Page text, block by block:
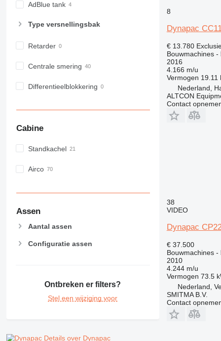
AdBlue tank
Type versnellingsbak
Retarder
Centrale smering
Differentieelblokkering
Cabine
Standkachel
Airco
Assen
Aantal assen
Configuratie assen
Ontbreken er filters?
Stel een wijziging voor
Details over Dynapac
8
Dynapac
€ 13.780
Bouwmachines -
2016
4.166 m/u
Vermogen 19.11
Nederland,
ALTCON
Contact
38
VIDEO
Dynapac
€ 37.500
Bouwmachines -
2010
4.244 m/u
Vermogen 73.5
Nederland,
SMITMA B.V.
Contact